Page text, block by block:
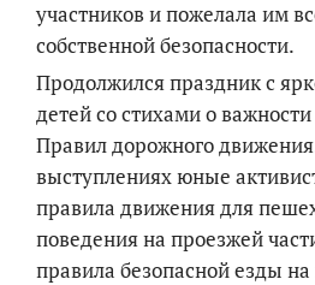
участников и пожелала им
собственной безопасности.
Продолжился праздник с
детей со стихами о
Правил дорожного
выступлениях юные
правила движения для
поведения на проезжей
правила безопасной езды